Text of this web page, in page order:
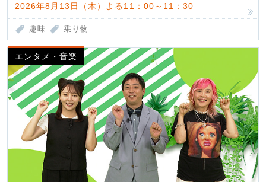
2026年8月13日（木）よる11：00～11：30
趣味 乗り物
エンタメ・音楽